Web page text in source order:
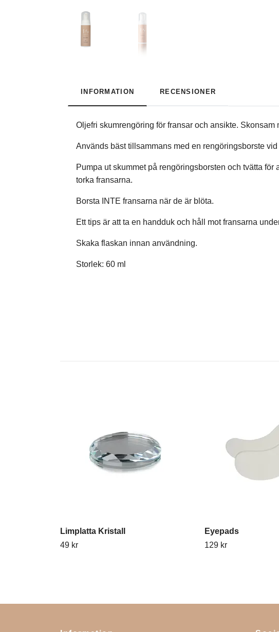
INFORMATION RECENSIONER
Oljefri skumrengöring för fransar och ansikte.
Används bäst tillsammans med en rengöringsborste
Pumpa ut skummet på rengöringsborsten och tvätta
torka fransarna.
Borsta INTE fransarna när de är blöta.
Ett tips är att ta en handduk och håll mot fransarna
Skaka flaskan innan användning.
Storlek: 60 ml
Limplatta Kristall
49 kr
Eyepads
129 kr